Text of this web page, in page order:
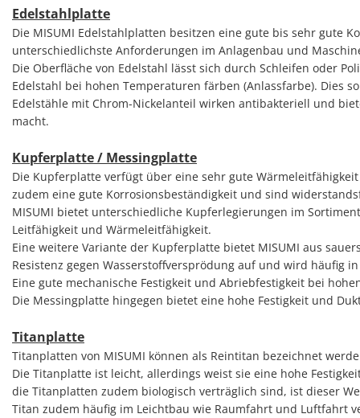
Edelstahlplatte
Die MISUMI Edelstahlplatten besitzen eine gute bis sehr gute
unterschiedlichste Anforderungen im Anlagenbau und
Die Oberfläche von Edelstahl lässt sich durch Schleifen oder
Edelstahl bei hohen Temperaturen färben (Anlassfarbe). Dies
Edelstähle mit Chrom-Nickelanteil wirken antibakteriell und
macht.
Kupferplatte / Messingplatte
Die Kupferplatte verfügt über eine sehr gute
zudem eine gute Korrosionsbeständigkeit und sind
MISUMI bietet unterschiedliche Kupferlegierungen im
Leitfähigkeit und Wärmeleitfähigkeit.
Eine weitere Variante der Kupferplatte bietet MISUMI aus
Resistenz gegen Wasserstoffversprödung auf und wird häufig
Eine gute mechanische Festigkeit und Abriebfestigkeit bei
Die Messingplatte hingegen bietet eine hohe Festigkeit und
Titanplatte
Titanplatten von MISUMI können als Reintitan bezeichnet
Die Titanplatte ist leicht, allerdings weist sie eine hohe
die Titanplatten zudem biologisch verträglich sind, ist dieser
Titan zudem häufig im Leichtbau wie Raumfahrt und Luftfahrt